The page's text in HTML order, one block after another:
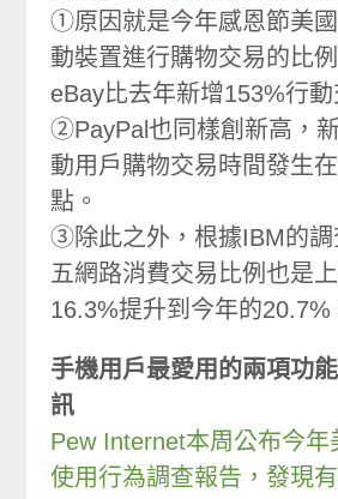
①原因就是今年感恩節美
動裝置進行購物交易的比
eBay比去年新增153%行動
②PayPal也同樣創新高，
動用戶購物交易時間發生
點。
③除此之外，根據IBM的調
五網路消費交易比例也是
16.3%提升到今年的20.7%
手機用戶最愛用的兩項功
訊
Pew Internet本周公布今年
使用行為調查報告，發現